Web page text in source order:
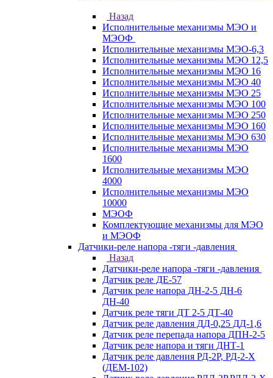
Назад
Исполнительные механизмы МЭО и
МЭОФ
Исполнительные механизмы МЭО-6,3
Исполнительные механизмы МЭО 12,5
Исполнительные механизмы МЭО 16
Исполнительные механизмы МЭО 40
Исполнительные механизмы МЭО 25
Исполнительные механизмы МЭО 100
Исполнительные механизмы МЭО 250
Исполнительные механизмы МЭО 160
Исполнительные механизмы МЭО 630
Исполнительные механизмы МЭО
1600
Исполнительные механизмы МЭО
4000
Исполнительные механизмы МЭО
10000
МЭОФ
Комплектующие механизмы для МЭО
и МЭОФ
Датчики-реле напора -тяги -давления
Назад
Датчики-реле напора -тяги -давления
Датчик реле ДЕ-57
Датчик реле напора ДН-2-5 ДН-6
ДН-40
Датчик реле тяги ДТ 2-5 ДТ-40
Датчик реле давления ДД-0,25 ДД-1,6
Датчик реле перепада напора ДПН-2-5
Датчик реле напора и тяги ДНТ-1
Датчик реле давления РД-2Р, РД-2-Х
(ДЕМ-102)